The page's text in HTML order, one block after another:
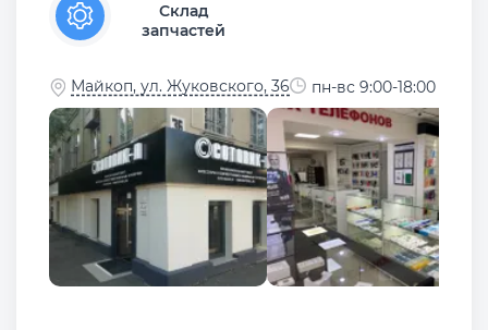
Склад
запчастей
Майкоп, ул. Жуковского, 36 пн-вс 9:00-18:00